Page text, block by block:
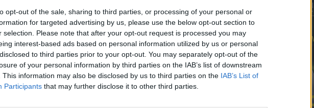
opt-out of the sale, sharing to third parties, or processing of your personal or
for targeted advertising by us, please use the below opt-out section to
selection. Please note that after your opt-out request is processed you may
interest-based ads based on personal information utilized by us or personal
to third parties prior to your opt-out. You may separately opt-out of the
of your personal information by third parties on the IAB’s list of downstream
This information may also be disclosed by us to third parties on the IAB’s List of
Participants that may further disclose it to other third parties.
di una Pasqua in coppia, nel 51% delle abitazioni il
poi una fetta del 5% della popolazione che, per forza o
in videochiamata con parenti o amici.
tempo trascorso in cucina per la preparazione del
che hanno scelto di dedicarsi ai fornelli c’è –
che ha deciso di spendere da una a due ore di
di maratoneti della cucina che supera le 3 ore per
anche 5,6 milioni di italiani in povertà assoluta